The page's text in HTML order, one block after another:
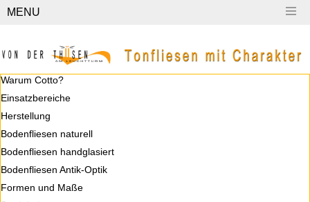
MENU
Warum Cotto?
Einsatzbereiche
Herstellung
Bodenfliesen naturell
Bodenfliesen handglasiert
Bodenfliesen Antik-Optik
Formen und Maße